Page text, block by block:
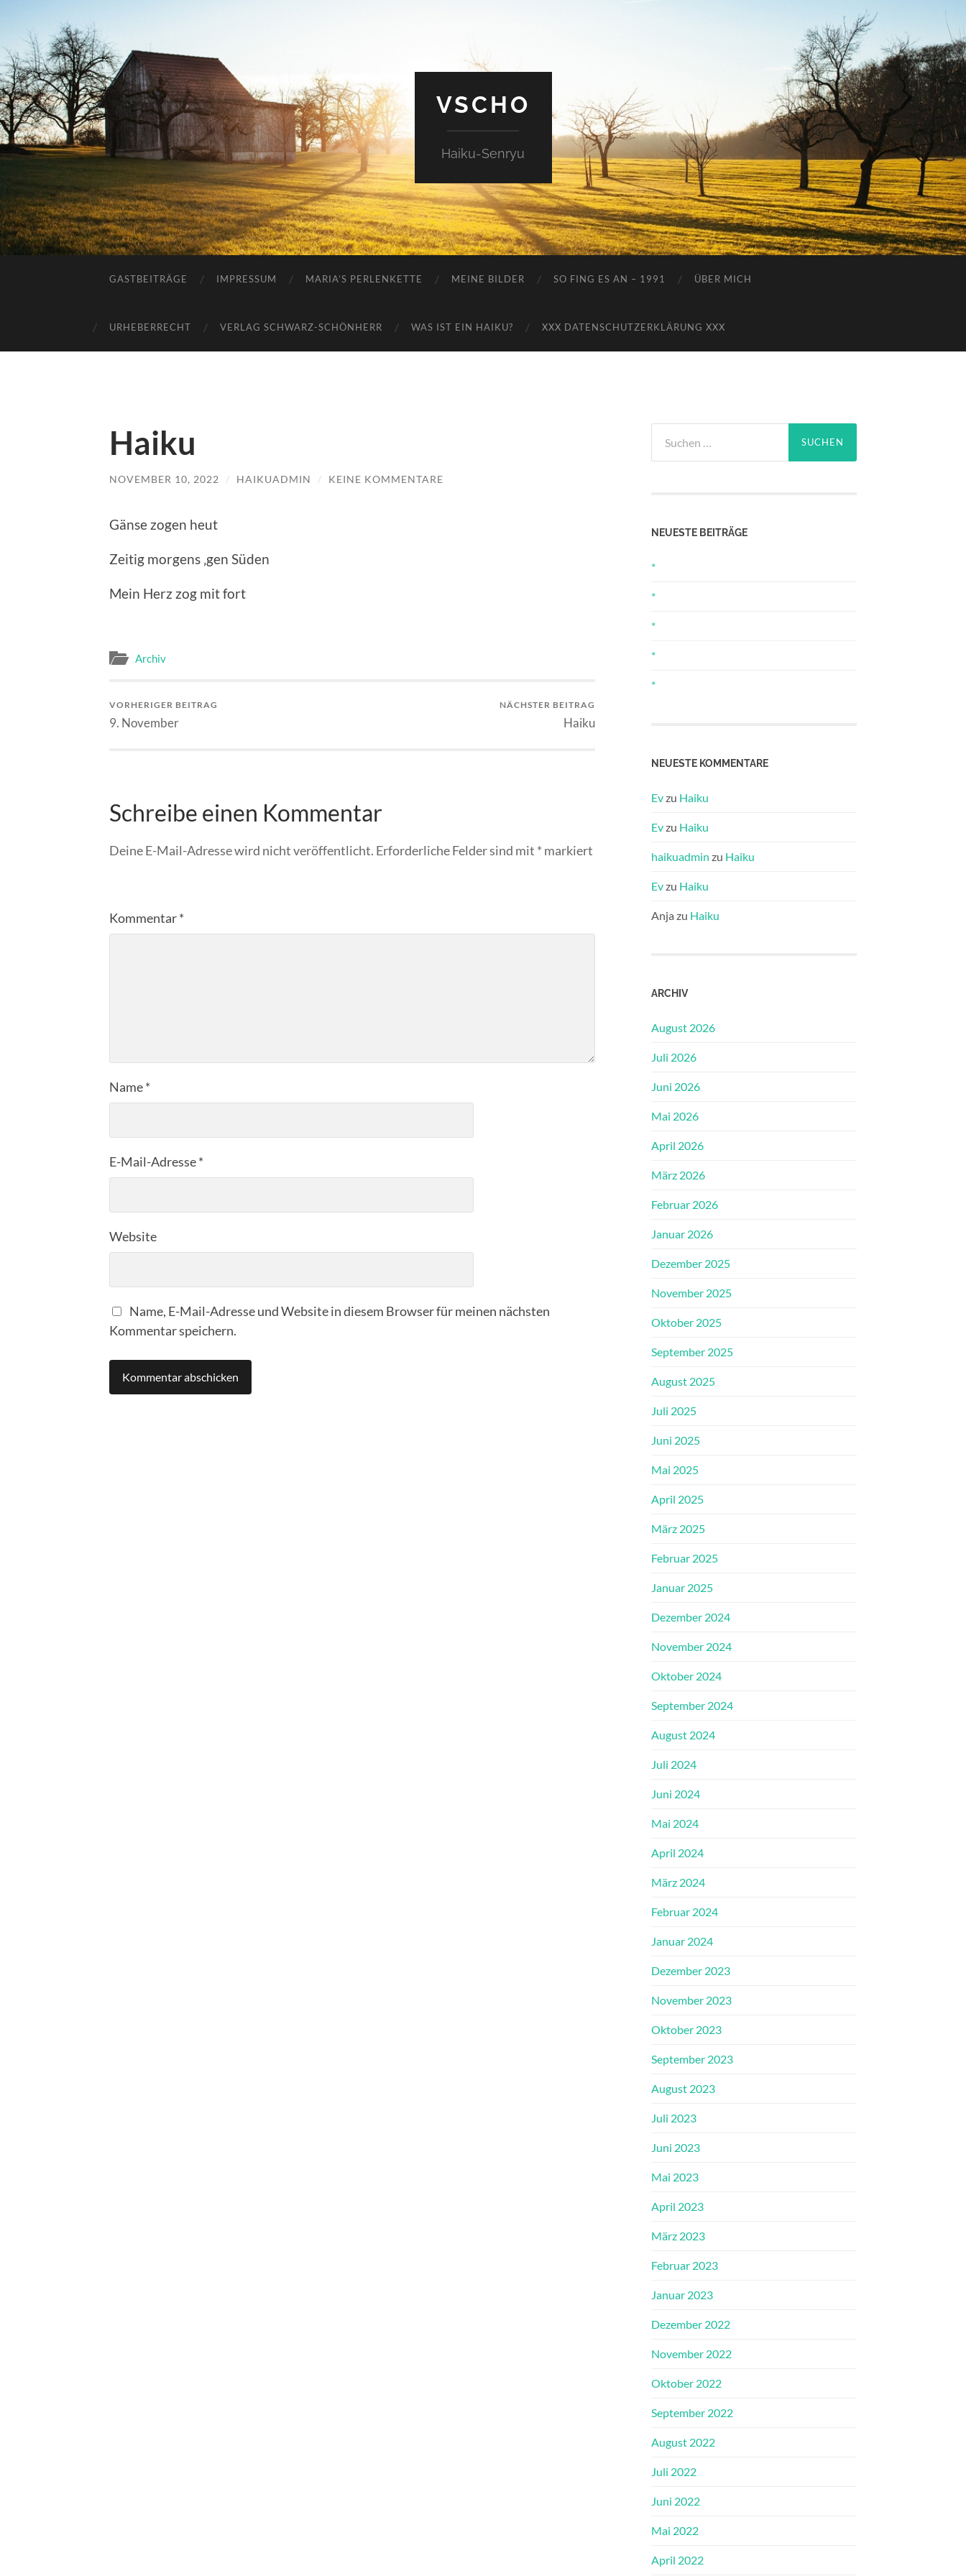
VSCHO
Haiku-Senryu
GASTBEITRÄGE IMPRESSUM MARIA’S PERLENKETTE MEINE BILDER SO FING ES AN – 1991 ÜBER MICH
URHEBERRECHT VERLAG SCHWARZ-SCHÖNHERR WAS IST EIN HAIKU? XXX DATENSCHUTZERKLÄRUNG XXX
Haiku
NOVEMBER 10, 2022 / HAIKUADMIN / KEINE KOMMENTARE
Gänse zogen heut
Zeitig morgens ‚gen Süden
Mein Herz zog mit fort
Archiv
VORHERIGER BEITRAG
9. November
NÄCHSTER BEITRAG
Haiku
Schreibe einen Kommentar
Deine E-Mail-Adresse wird nicht veröffentlicht. Erforderliche Felder sind mit * markiert
Kommentar*
Name*
E-Mail-Adresse*
Website
Name, E-Mail-Adresse und Website in diesem Browser für meinen nächsten
Kommentar speichern.
nach:
NEUESTE BEITRÄGE
*
*
*
*
*
NEUESTE KOMMENTARE
Evzu Haiku
Evzu Haiku
haikuadmin zu Haiku
Evzu Haiku
Anja zu Haiku
ARCHIV
August 2026
Juli 2026
Juni 2026
Mai 2026
April 2026
März 2026
Februar 2026
Januar 2026
Dezember 2025
November 2025
Oktober 2025
September 2025
August 2025
Juli 2025
Juni 2025
Mai 2025
April 2025
März 2025
Februar 2025
Januar 2025
Dezember 2024
November 2024
Oktober 2024
September 2024
August 2024
Juli 2024
Juni 2024
Mai 2024
April 2024
März 2024
Februar 2024
Januar 2024
Dezember 2023
November 2023
Oktober 2023
September 2023
August 2023
Juli 2023
Juni 2023
Mai 2023
April 2023
März 2023
Februar 2023
Januar 2023
Dezember 2022
November 2022
Oktober 2022
September 2022
August 2022
Juli 2022
Juni 2022
Mai 2022
April 2022